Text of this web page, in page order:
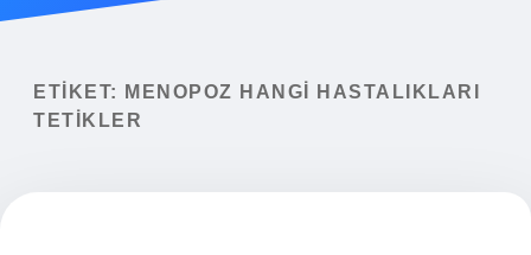
Yasal Uyarı
ETIKET:
MENOPOZ HANGI HASTALIKLARI
TETIKLER